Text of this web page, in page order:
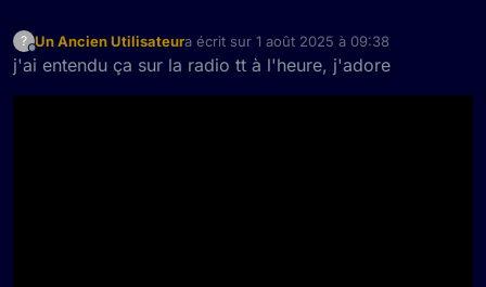
?
Hors-ligne
Un Ancien Utilisateura écrit sur 1 août 2025 à 09:38
dernière édition par
j'ai entendu ça sur la radio tt à l'heure, j'adore